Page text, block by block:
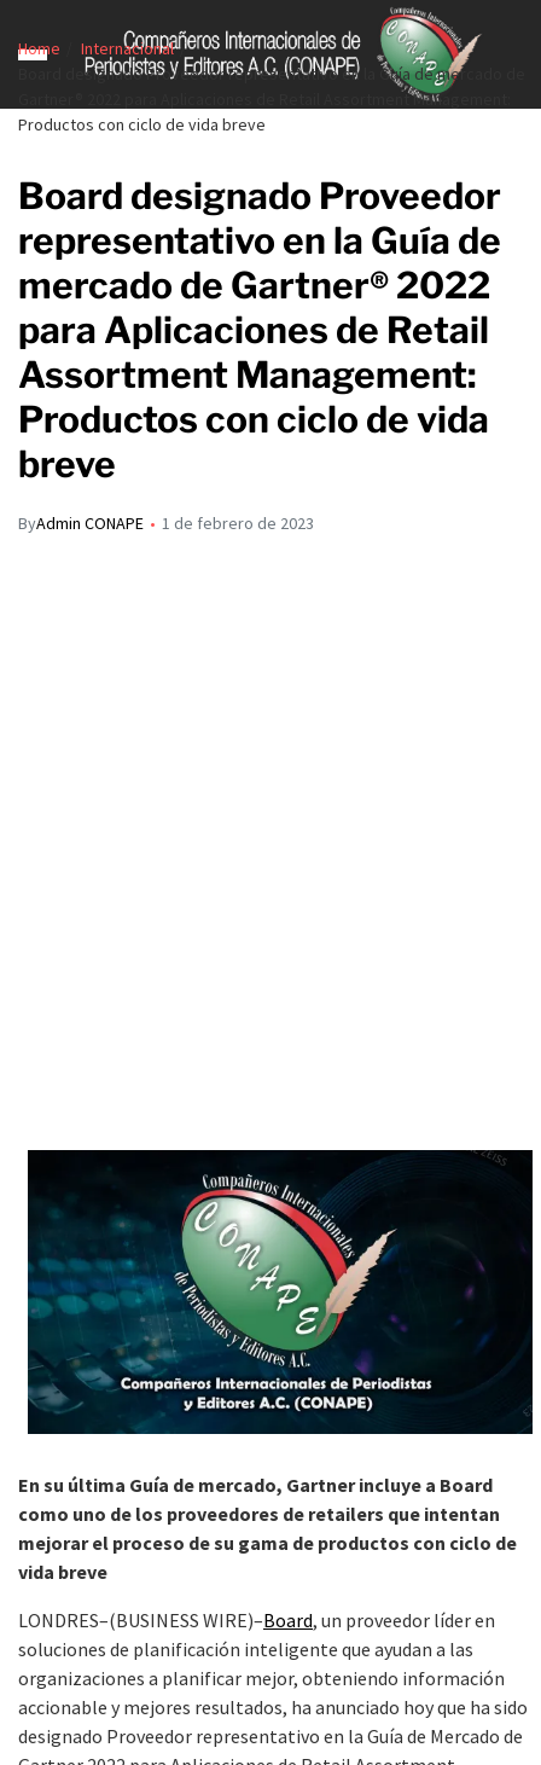
Home
Internacional
Board designado Proveedor representativo en la Guía de mercado de
Gartner® 2022 para Aplicaciones de Retail Assortment Management:
Productos con ciclo de vida breve
Board designado Proveedor
representativo en la Guía de
mercado de Gartner® 2022
para Aplicaciones de Retail
Assortment Management:
Productos con ciclo de vida
breve
ByAdmin CONAPE 1 de febrero de 2023
En su última Guía de mercado, Gartner incluye a Board
como uno de los proveedores de retailers que intentan
mejorar el proceso de su gama de productos con ciclo de
vida breve
LONDRES–(BUSINESS WIRE)–Board, un proveedor líder en
soluciones de planificación inteligente que ayudan a las
organizaciones a planificar mejor, obteniendo información
accionable y mejores resultados, ha anunciado hoy que ha sido
designado Proveedor representativo en la Guía de Mercado de